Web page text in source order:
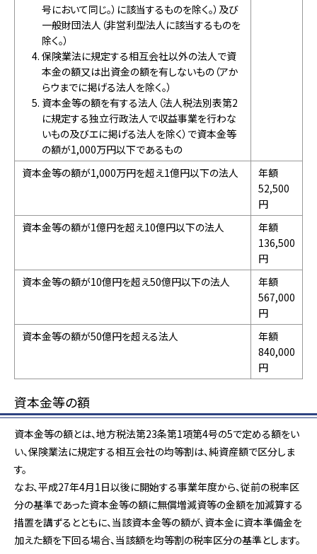
号において同じ。）に該当するものを除く。）及び
一般財団法人（非営利型法人に該当するものを
除く。）
保険業法に規定する相互会社以外の法人で資
本金の額又は出資金の額を有しないもの（アか
らウまでに掲げる法人を除く。）
資本金等の額を有する法人（法人税法別表第2
に規定する独立行政法人で収益事業を行わな
いもの及びエに掲げる法人を除く）で資本金等
の額が1,000万円以下であるもの
資本金等の額が1,000万円を超え1億円以下の法人
年額
52,500
円
資本金等の額が1億円を超え10億円以下の法人
年額
136,500
円
資本金等の額が10億円を超え50億円以下の法人
年額
567,000
円
資本金等の額が50億円を超える法人
年額
840,000
円
資本金等の額
資本金等の額とは、地方税法第23条第1項第4号の5で定める額をい
い、保険業法に規定する相互会社の均等割は、純資産額で区分しま
す。
なお、平成27年4月1日以後に開始する事業年度から、従前の税率区
分の基準であった資本金等の額に無償増減資等の金額を加減算する
措置を講ずるとともに、当該資本金等の額が、資本金に資本準備金を
加えた額を下回る場合、当該額を均等割の税率区分の基準とします。